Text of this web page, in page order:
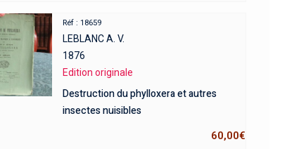
Réf : 18659
LEBLANC A. V.
1876
Edition originale
Destruction du phylloxera et autres
insectes nuisibles
60,00€